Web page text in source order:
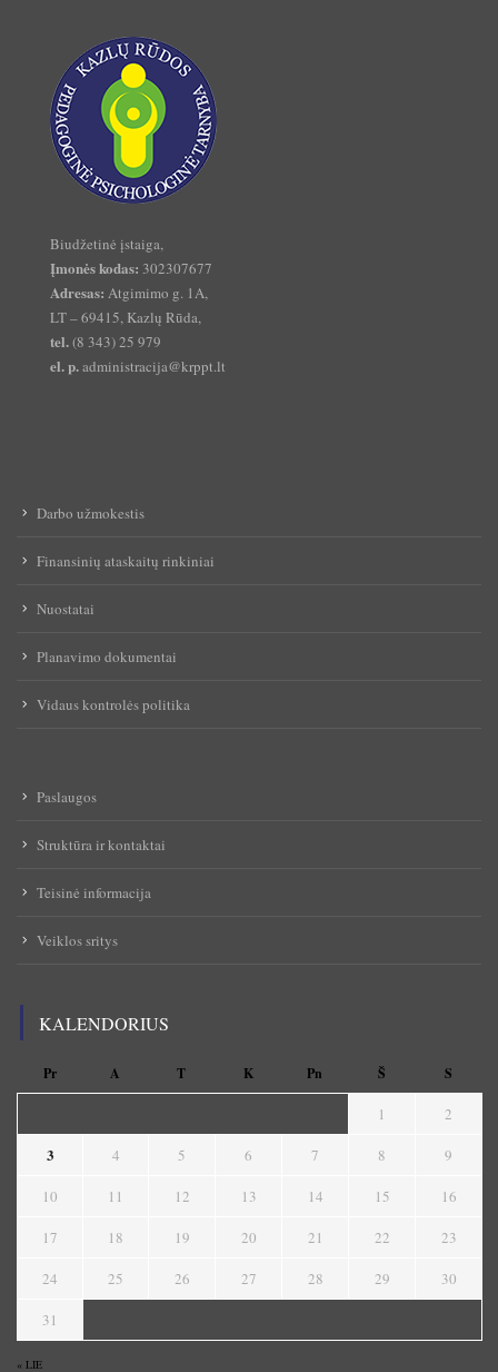
Biudžetinė įstaiga,
Įmonės kodas: 302307677
Adresas: Atgimimo g. 1A,
LT – 69415, Kazlų Rūda,
tel.(8 343) 25 979
el. p.administracija@krppt.lt
Darbo užmokestis
Finansinių ataskaitų rinkiniai
Nuostatai
Planavimo dokumentai
Vidaus kontrolės politika
Paslaugos
Struktūra ir kontaktai
Teisinė informacija
Veiklos sritys
KALENDORIUS
Pr A T K Pn Š S
« LIE
1 2
3 4 5 6 7 8 9
10 11 12 13 14 15 16
17 18 19 20 21 22 23
24 25 26 27 28 29 30
31